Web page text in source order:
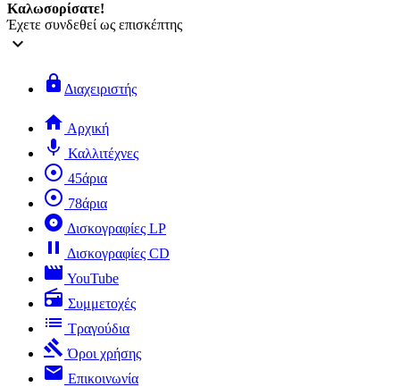
Καλωσορίσατε!
Έχετε συνδεθεί ως επισκέπτης
keyboard_arrow_down
lock Διαχειριστής
home Αρχική
mic Καλλιτέχνες
adjust 45άρια
adjust 78άρια
album Δισκογραφίες LP
pause Δισκογραφίες CD
movie YouTube
radio Συμμετοχές
list Τραγούδια
gavel Όροι χρήσης
mail Επικοινωνία